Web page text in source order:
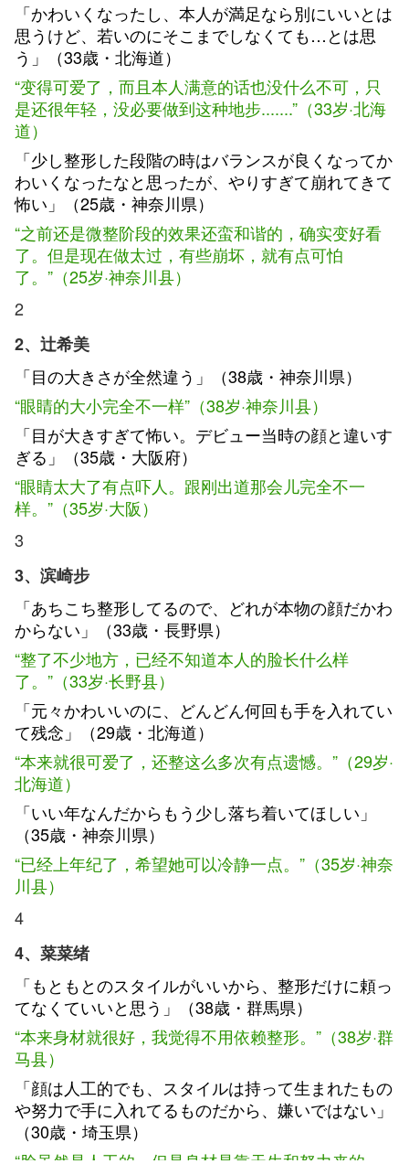
「かわいくなったし、本人が満足なら別にいいとは
思うけど、若いのにそこまでしなくても…とは思
う」（33歳・北海道）
“变得可爱了，而且本人满意的话也没什么不可，只
是还很年轻，没必要做到这种地步.......”（33岁·北海
道）
「少し整形した段階の時はバランスが良くなってか
わいくなったなと思ったが、やりすぎて崩れてきて
怖い」（25歳・神奈川県）
“之前还是微整阶段的效果还蛮和谐的，确实变好看
了。但是现在做太过，有些崩坏，就有点可怕
了。”（25岁·神奈川县）
2
2、辻希美
「目の大きさが全然違う」（38歳・神奈川県）
“眼睛的大小完全不一样”（38岁·神奈川县）
「目が大きすぎて怖い。デビュー当時の顔と違いす
ぎる」（35歳・大阪府）
“眼睛太大了有点吓人。跟刚出道那会儿完全不一
样。”（35岁·大阪）
3
3、滨崎步
「あちこち整形してるので、どれが本物の顔だかわ
からない」（33歳・長野県）
“整了不少地方，已经不知道本人的脸长什么样
了。”（33岁·长野县）
「元々かわいいのに、どんどん何回も手を入れてい
て残念」（29歳・北海道）
“本来就很可爱了，还整这么多次有点遗憾。”（29岁·
北海道）
「いい年なんだからもう少し落ち着いてほしい」
（35歳・神奈川県）
“已经上年纪了，希望她可以冷静一点。”（35岁·神奈
川县）
4
4、菜菜绪
「もともとのスタイルがいいから、整形だけに頼っ
てなくていいと思う」（38歳・群馬県）
“本来身材就很好，我觉得不用依赖整形。”（38岁·群
马县）
「顔は人工的でも、スタイルは持って生まれたもの
や努力で手に入れてるものだから、嫌いではない」
（30歳・埼玉県）